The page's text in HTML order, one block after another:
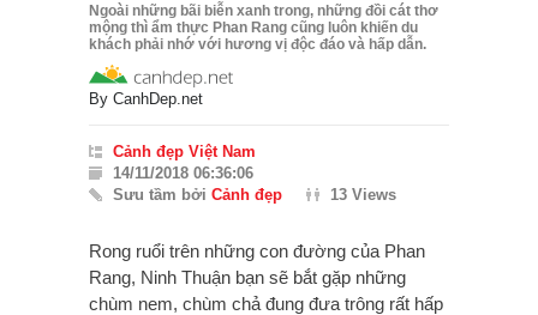
Ngoài những bãi biễn xanh trong, những đồi cát thơ
mộng thì ẩm thực Phan Rang cũng luôn khiến du
khách phải nhớ với hương vị độc đáo và hấp dẫn.
By CanhDep.net
Cảnh đẹp Việt Nam
14/11/2018 06:36:06
Sưu tầm bởi Cảnh đẹp 13 Views
Rong ruổi trên những con đường của Phan
Rang, Ninh Thuận bạn sẽ bắt gặp những
chùm nem, chùm chả đung đưa trông rất hấp